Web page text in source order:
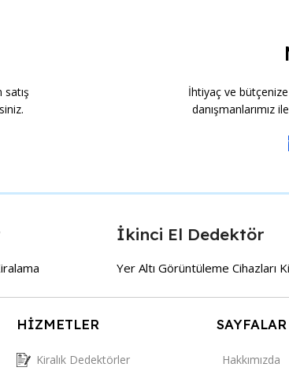
İhtiyaç ve
danışmanlarımız
İkinci El Dedektör
Yer Altı Görüntüleme Cihazları
HİZMETLER
Kiralık Dedektörler
SAYFALAR
Hakkımızda